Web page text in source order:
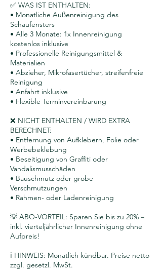
✅ WAS IST ENTHALTEN:
• Monatliche Außenreinigung des
Schaufensters
• Alle 3 Monate: 1x Innenreinigung
kostenlos inklusive
• Professionelle Reinigungsmittel &
Materialien
• Abzieher, Mikrofasertücher, streifenfreie
Reinigung
• Anfahrt inklusive
• Flexible Terminvereinbarung
❌ NICHT ENTHALTEN / WIRD EXTRA
BERECHNET:
• Entfernung von Aufklebern, Folie oder
Werbebeklebung
• Beseitigung von Graffiti oder
Vandalismusschäden
• Bauschmutz oder grobe
Verschmutzungen
• Rahmen- oder Ladenreinigung
💡 ABO-VORTEIL: Sparen Sie bis zu 20% –
inkl. vierteljährlicher Innenreinigung ohne
Aufpreis!
ℹ️ HINWEIS: Monatlich kündbar. Preise netto
zzgl. gesetzl. MwSt.